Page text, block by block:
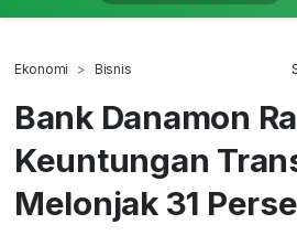
Ekonomi Bisnis
Bank Danamon
Keuntungan
Melonjak 31